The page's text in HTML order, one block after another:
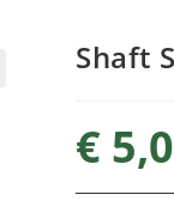
Shaft
€